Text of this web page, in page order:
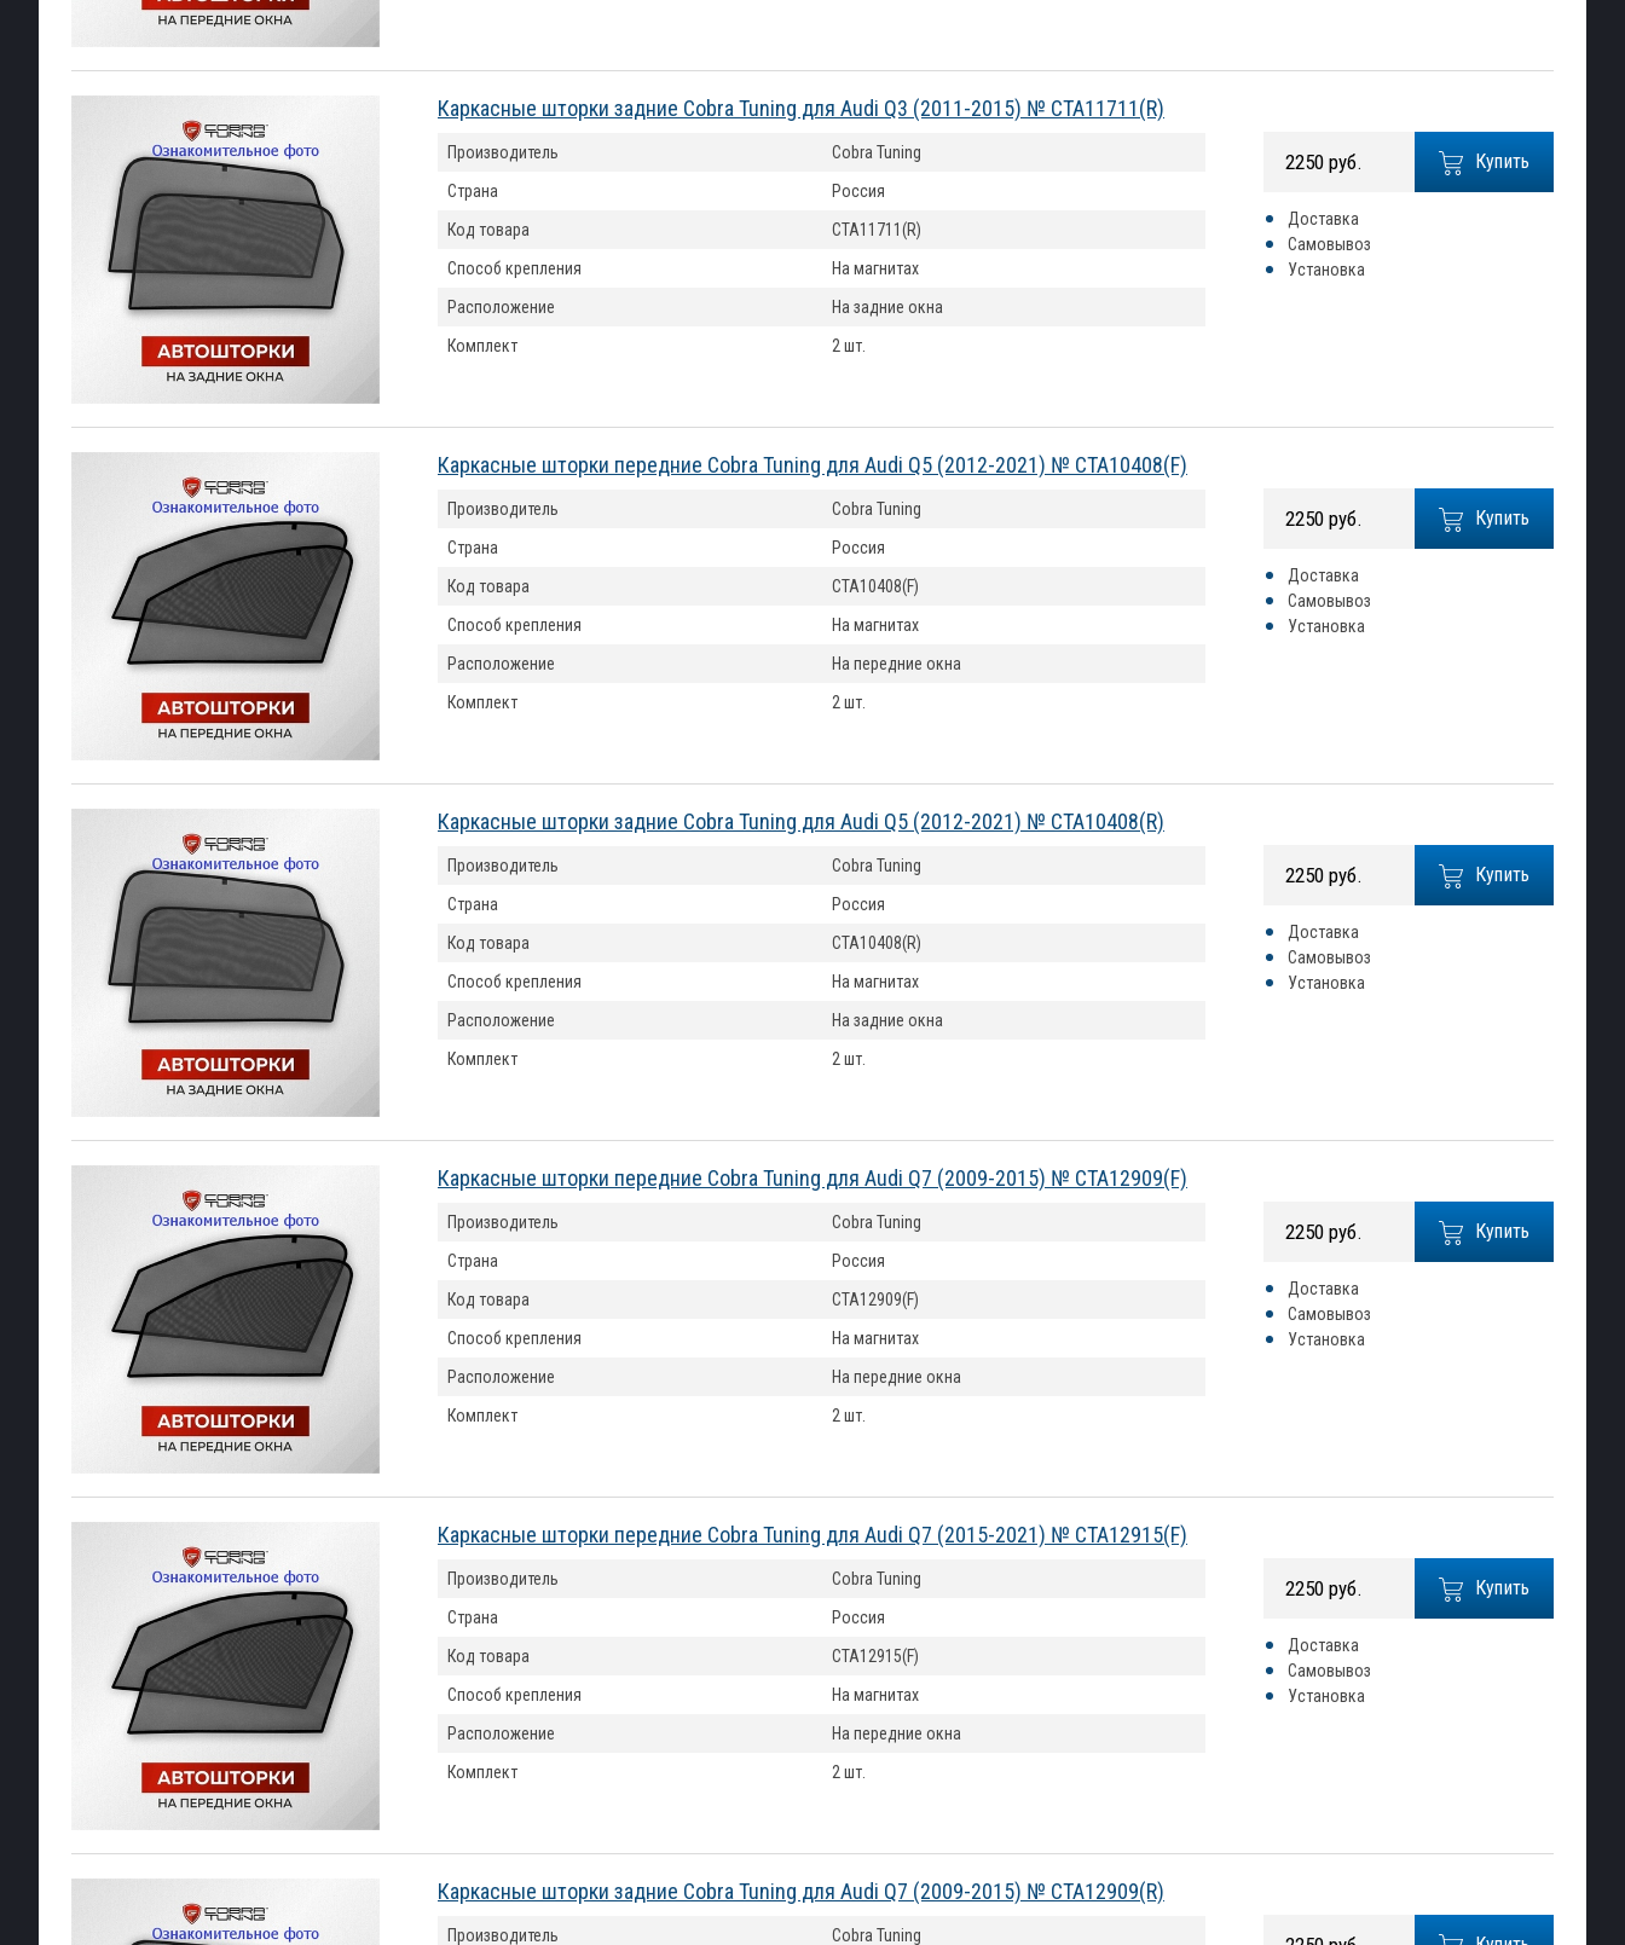
Каркасные шторки задние Cobra Tuning для Audi Q3 (2011-2015) № CTA11711(R)
Купить
2250 руб.
Доставка
Самовывоз
Установка
Производитель
Cobra Tuning
Страна
Россия
Код товара
CTA11711(R)
Способ крепления
На магнитах
Расположение
На задние окна
Комплект
2 шт.
Каркасные шторки передние Cobra Tuning для Audi Q5 (2012-2021) № CTA10408(F)
Купить
2250 руб.
Доставка
Самовывоз
Установка
Производитель
Cobra Tuning
Страна
Россия
Код товара
CTA10408(F)
Способ крепления
На магнитах
Расположение
На передние окна
Комплект
2 шт.
Каркасные шторки задние Cobra Tuning для Audi Q5 (2012-2021) № CTA10408(R)
Купить
2250 руб.
Доставка
Самовывоз
Установка
Производитель
Cobra Tuning
Страна
Россия
Код товара
CTA10408(R)
Способ крепления
На магнитах
Расположение
На задние окна
Комплект
2 шт.
Каркасные шторки передние Cobra Tuning для Audi Q7 (2009-2015) № CTA12909(F)
Купить
2250 руб.
Доставка
Самовывоз
Установка
Производитель
Cobra Tuning
Страна
Россия
Код товара
CTA12909(F)
Способ крепления
На магнитах
Расположение
На передние окна
Комплект
2 шт.
Каркасные шторки передние Cobra Tuning для Audi Q7 (2015-2021) № CTA12915(F)
Купить
2250 руб.
Доставка
Самовывоз
Установка
Производитель
Cobra Tuning
Страна
Россия
Код товара
CTA12915(F)
Способ крепления
На магнитах
Расположение
На передние окна
Комплект
2 шт.
Каркасные шторки задние Cobra Tuning для Audi Q7 (2009-2015) № CTA12909(R)
Производитель Cobra Tuning